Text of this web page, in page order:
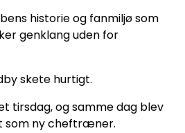
historie og fanmiljø som
genklang uden for
skete hurtigt.
tirsdag, og samme dag blev
ny cheftræner.